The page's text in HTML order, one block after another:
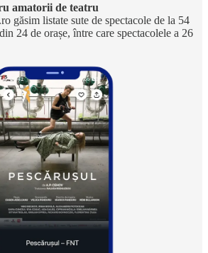
amatorii de teatru
găsim listate sute de spectacole de la 54
24 de orașe, între care spectacolele a 26